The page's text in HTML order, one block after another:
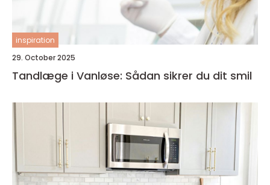
inspiration
29. October 2025
Tandlæge i Vanløse: Sådan sikrer du dit smil